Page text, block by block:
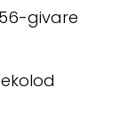
givare